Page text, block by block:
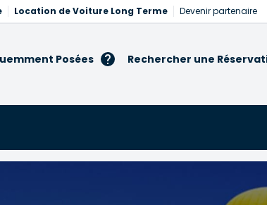
Location de Voiture Long Terme Devenir partenaire
Posées Rechercher une